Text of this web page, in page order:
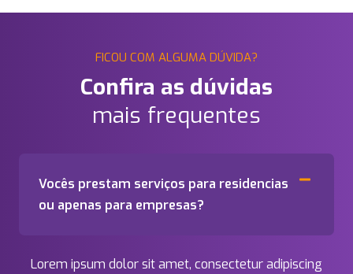
FICOU COM ALGUMA DÚVIDA?
Confira as dúvidas
mais frequentes
Vocês prestam serviços para residencias
ou apenas para empresas?
Lorem ipsum dolor sit amet, consectetur adipiscing